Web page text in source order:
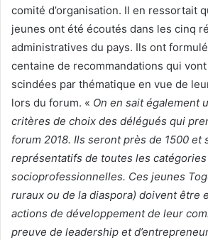
comité d’organisation. Il en ressortait
jeunes ont été écoutés dans les cinq
administratives du pays. Ils ont formulé
centaine de recommandations qui
scindées par thématique en vue de
lors du forum. « On en sait également
critères de choix des délégués qui
forum 2018. Ils seront près de 1500 et
représentatifs de toutes les catégories
socioprofessionnelles. Ces jeunes
ruraux ou de la diaspora) doivent être
actions de développement de leur
preuve de leadership et